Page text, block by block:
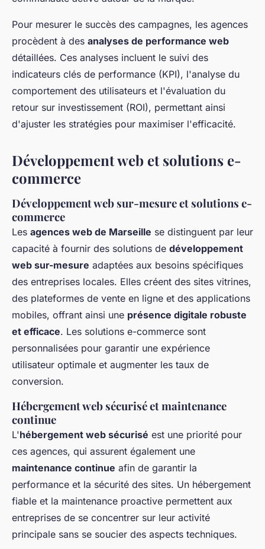
Pour mesurer le succès des campagnes, les agences
procèdent à des analyses de performance web
détaillées. Ces analyses incluent le suivi des
indicateurs clés de performance (KPI), l'analyse du
comportement des utilisateurs et l'évaluation du
retour sur investissement (ROI), permettant ainsi
d'ajuster les stratégies pour maximiser l'efficacité.
Développement web et solutions e-
commerce
Développement web sur-mesure et solutions e-
commerce
Les agences web de Marseille se distinguent par leur
capacité à fournir des solutions de développement
web sur-mesure adaptées aux besoins spécifiques
des entreprises locales. Elles créent des sites vitrines,
des plateformes de vente en ligne et des applications
mobiles, offrant ainsi une présence digitale robuste
et efficace. Les solutions e-commerce sont
personnalisées pour garantir une expérience
utilisateur optimale et augmenter les taux de
conversion.
Hébergement web sécurisé et maintenance
continue
L'hébergement web sécurisé est une priorité pour
ces agences, qui assurent également une
maintenance continue afin de garantir la
performance et la sécurité des sites. Un hébergement
fiable et la maintenance proactive permettent aux
entreprises de se concentrer sur leur activité
principale sans se soucier des aspects techniques.